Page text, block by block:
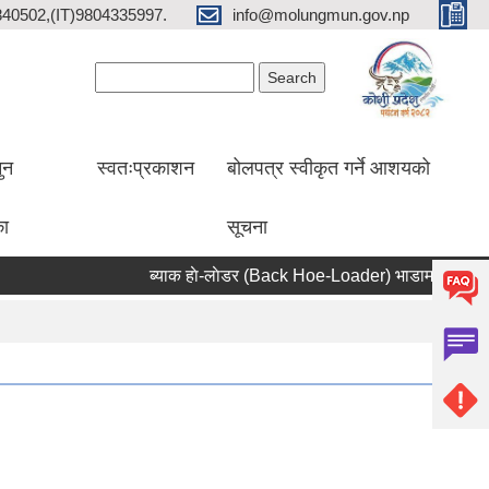
info@molungmun.gov.np
स्वतःप्रकाशन बोलपत्र स्वीकृत गर्ने आशयको
सूचना
ब्याक हाे-लाेडर (Back Hoe-Loader) भाडामा लिने